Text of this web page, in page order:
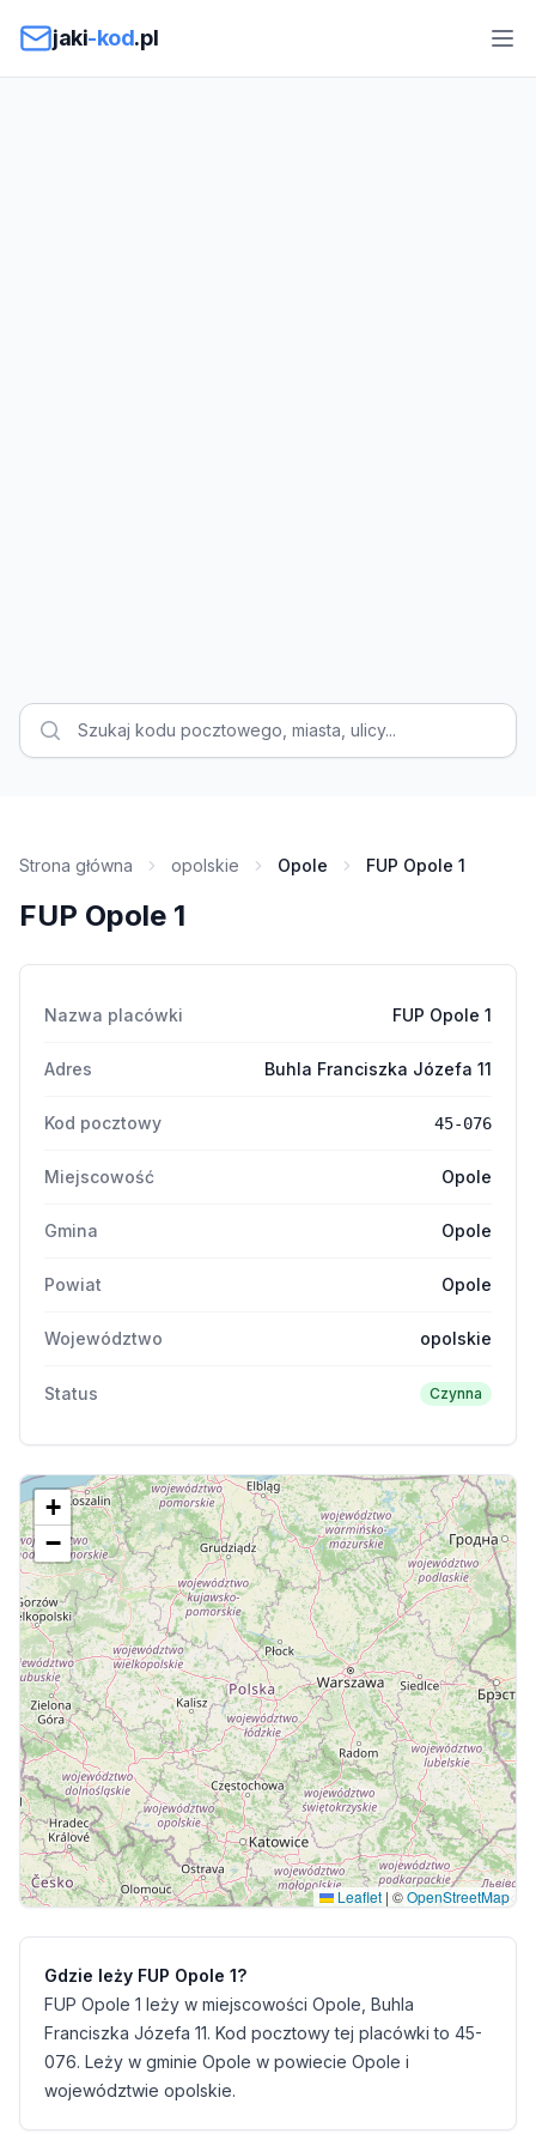
jaki-kod.pl
Strona główna opolskie Opole FUP Opole 1
FUP Opole 1
Nazwa placówki FUP Opole 1
Adres Buhla Franciszka Józefa 11
Kod pocztowy 45-076
Miejscowość Opole
Gmina Opole
Powiat Opole
Województwo opolskie
Status Czynna
+
−
Leaflet | ©OpenStreetMap
Gdzie leży FUP Opole 1?
FUP Opole 1 leży w miejscowości Opole, Buhla
Franciszka Józefa 11. Kod pocztowy tej placówki to 45-
076. Leży w gminie Opole w powiecie Opole i
województwie opolskie.